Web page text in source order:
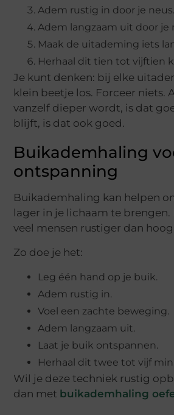
Adem rustig in door je neus.
Adem langzaam uit door je
Maak de uitademing iets
Herhaal dit tien tot vijftien
Je kunt denken: bij elke
klein beetje los. Forceer niets.
vanzelf dieper wordt, is dat
blijft, is dat ook goed.
Buikademhaling
ontspanning
Buikademhaling kan helpen
lager in je lichaam te
veel mensen rustiger dan
Zo doe je het:
Leg één hand op je buik.
Adem rustig in.
Voel een zachte beweging.
Adem langzaam uit.
Laat je buik ontspannen.
Herhaal dit twee tot vijf
Wil je deze techniek rustig
dan met buikademhaling